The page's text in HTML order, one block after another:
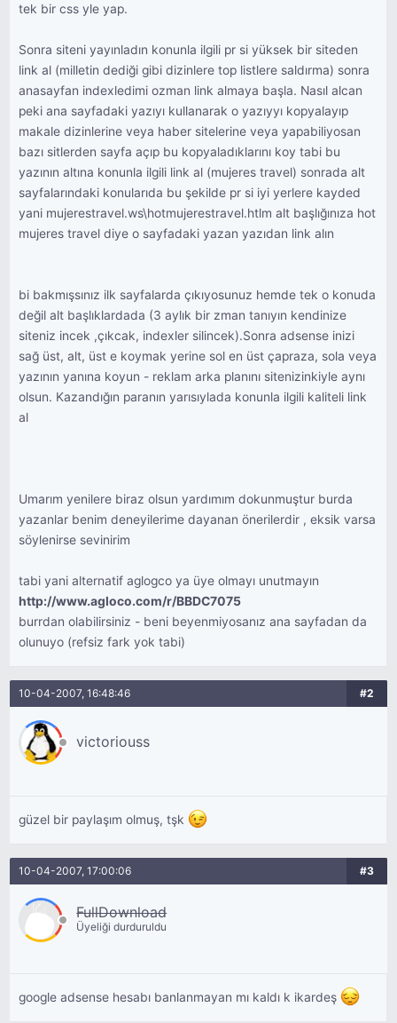
tek bir css yle yap.
Sonra siteni yayınladın konunla ilgili pr si yüksek bir siteden
link al (milletin dediği gibi dizinlere top listlere saldırma) sonra
anasayfan indexledimi ozman link almaya başla. Nasıl alcan
peki ana sayfadaki yazıyı kullanarak o yazıyyı kopyalayıp
makale dizinlerine veya haber sitelerine veya yapabiliyosan
bazı sitlerden sayfa açıp bu kopyaladıklarını koy tabi bu
yazının altına konunla ilgili link al (mujeres travel) sonrada alt
sayfalarındaki konularıda bu şekilde pr si iyi yerlere kayded
yani mujerestravel.ws\hotmujerestravel.htlm alt başlığınıza hot
mujeres travel diye o sayfadaki yazan yazıdan link alın
bi bakmışsınız ilk sayfalarda çıkıyosunuz hemde tek o konuda
değil alt başlıklardada (3 aylık bir zman tanıyın kendinize
siteniz incek ,çıkcak, indexler silincek).Sonra adsense inizi
sağ üst, alt, üst e koymak yerine sol en üst çapraza, sola veya
yazının yanına koyun - reklam arka planını sitenizinkiyle aynı
olsun. Kazandığın paranın yarısıylada konunla ilgili kaliteli link
al
Umarım yenilere biraz olsun yardımım dokunmuştur burda
yazanlar benim deneyilerime dayanan önerilerdir , eksik varsa
söylenirse sevinirim
tabi yani alternatif aglogco ya üye olmayı unutmayın
http://www.agloco.com/r/BBDC7075
burrdan olabilirsiniz - beni beyenmiyosanız ana sayfadan da
olunuyo (refsiz fark yok tabi)
10-04-2007, 16:48:46 #2
victoriouss
güzel bir paylaşım olmuş, tşk
10-04-2007, 17:00:06 #3
FullDownload
Üyeliği durduruldu
google adsense hesabı banlanmayan mı kaldı k ikardeş